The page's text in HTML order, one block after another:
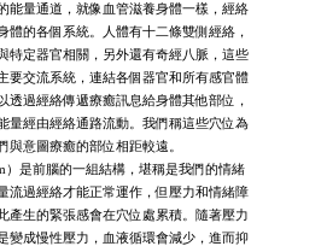
能量通道，就像血管滋養身體一樣，經絡
體的各個系統。人體有十二條雙側經絡，
特定器官相關，另外還有奇經八脈，這些
要交流系統，連結各個器官和所有感官體
透過經絡傳遞療癒訊息給身體其他部位，
量經由經絡通路流動。我們稱這些穴位為
與意圖療癒的部位相距較遠。
）是前腦的一組結構，堪稱是我們的情緒
流過經絡才能正常運作，但壓力和情緒障
產生的緊張感會在穴位處累積。隨著壓力
變成慢性壓力，血液循環會減少，進而抑